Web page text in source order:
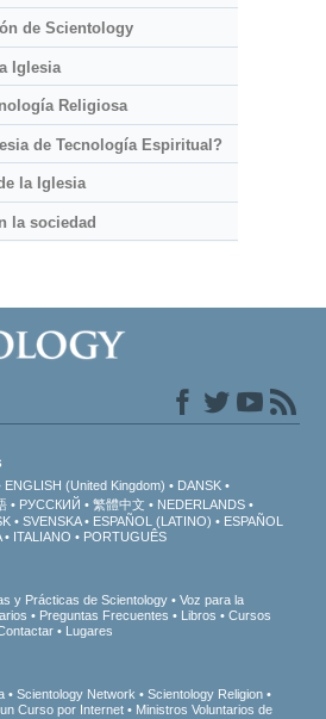
de Scientology
Iglesia
Religiosa
de Tecnología Espiritual?
la Iglesia
la sociedad
ENGLISH (United Kingdom)
DANSK
РУССКИЙ 繁體中文
NEDERLANDS
SVENSKA ESPAÑOL (LATINO)
ESPAÑOL
ITALIANO PORTUGUÊS
y Prácticas de Scientology
Voz para la
Preguntas Frecuentes Libros
Cursos
Lugares
Scientology Network
Scientology Religion
Curso por Internet
Ministros Voluntarios de